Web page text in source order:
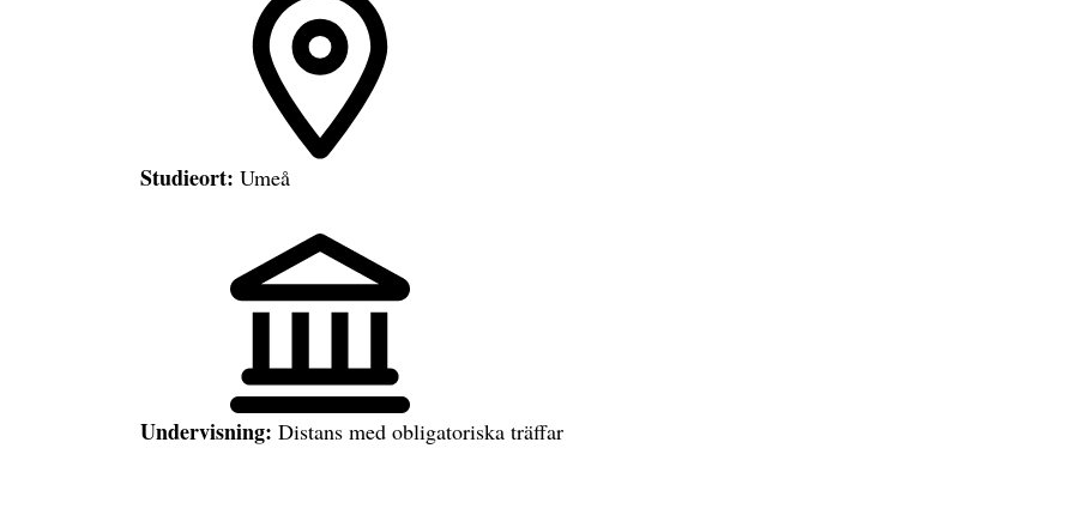
Studieort: Umeå
Undervisning: Distans med obligatoriska träffar